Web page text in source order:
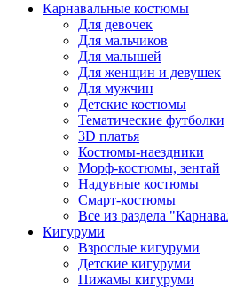
Карнавальные костюмы
Для девочек
Для мальчиков
Для малышей
Для женщин и девушек
Для мужчин
Детские костюмы
Тематические футболки
3D платья
Костюмы-наездники
Морф-костюмы, зентай
Надувные костюмы
Смарт-костюмы
Все из раздела
Кигуруми
Взрослые кигуруми
Детские кигуруми
Пижамы кигуруми